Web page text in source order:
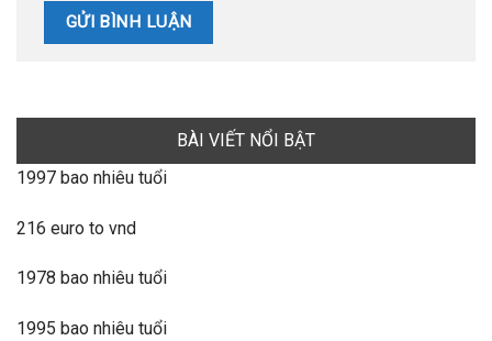
BÀI VIẾT NỔI BẬT
1997 bao nhiêu tuổi
216 euro to vnd
1978 bao nhiêu tuổi
1995 bao nhiêu tuổi